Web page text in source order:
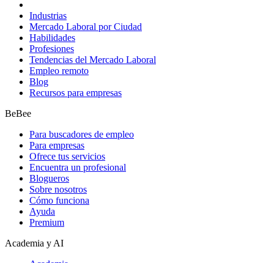
Industrias
Mercado Laboral por Ciudad
Habilidades
Profesiones
Tendencias del Mercado Laboral
Empleo remoto
Blog
Recursos para empresas
BeBee
Para buscadores de empleo
Para empresas
Ofrece tus servicios
Encuentra un profesional
Blogueros
Sobre nosotros
Cómo funciona
Ayuda
Premium
Academia y AI